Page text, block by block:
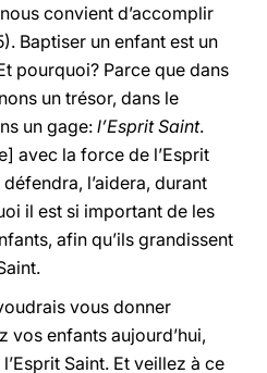
convient d’accomplir
Baptiser un enfant est un
pourquoi? Parce que dans
un trésor, dans le
un gage: l’Esprit Saint.
avec la force de l’Esprit
l’aidera, durant
il est si important de les
afin qu’ils grandissent
vous donner
vos enfants aujourd’hui,
Saint. Et veillez à ce